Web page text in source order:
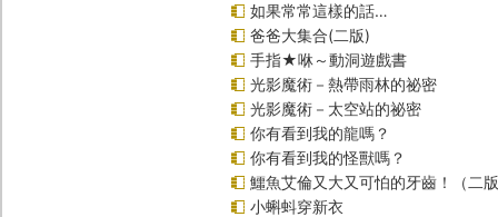
如果常常這樣的話…
爸爸大集合(二版)
手指★咻～動洞遊戲書
光影魔術－熱帶雨林的祕密
光影魔術－太空站的祕密
你有看到我的龍嗎？
你有看到我的怪獸嗎？
鱷魚艾倫又大又可怕的牙齒！（二
小蝌蚪穿新衣